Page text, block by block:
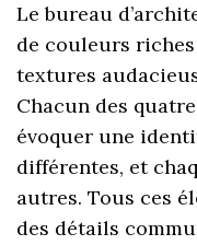
Le bureau
de couleurs
textures
Chacun des
évoquer une
différentes, et
autres. Tous ces
des détails